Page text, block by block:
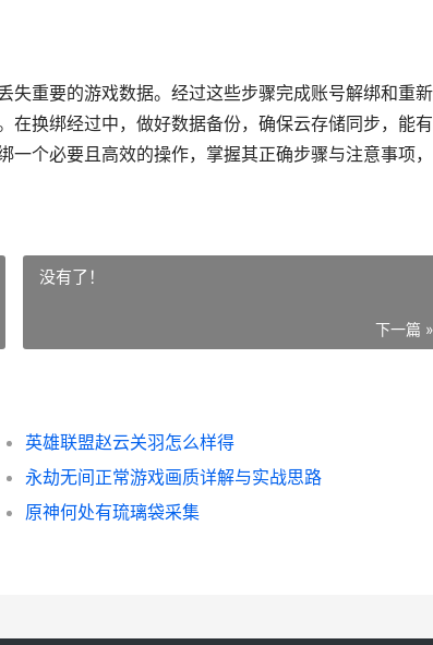
失重要的游戏数据。经过这些步骤完成账号解绑和重
在换绑经过中，做好数据备份，确保云存储同步，能
一个必要且高效的操作，掌握其正确步骤与注意事项
没有了！
下一篇 »
英雄联盟赵云关羽怎么样得
永劫无间正常游戏画质详解与实战思路
原神何处有琉璃袋采集